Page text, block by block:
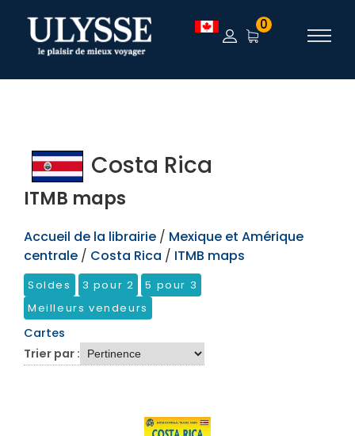
TEST 0
Costa Rica
ITMB maps
Accueil de la librairie / Mexique et Amérique
centrale / Costa Rica / ITMB maps
Soldes 3 pour 2
5 pour 3
Meilleurs vendeurs
Cartes
Trier par :